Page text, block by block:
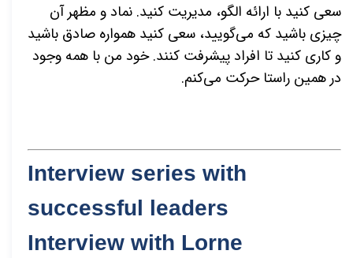
سعی کنید با ارائه الگو، مدیریت کنید. نماد و مظهر آن
چیزی باشید که می‌گویید، سعی کنید همواره صادق باشید
و کاری کنید تا افراد پیشرفت کنند. خود من با همه وجود
در همین راستا حرکت می‌کنم.
Interview series with
successful leaders
Interview with Lorne